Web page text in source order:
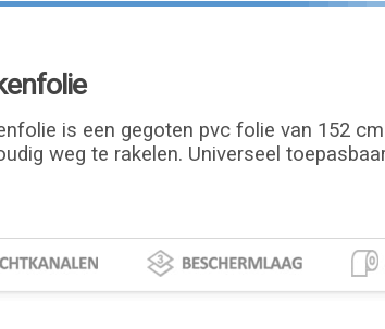
is een gegoten pvc folie van 152
weg te rakelen. Universeel